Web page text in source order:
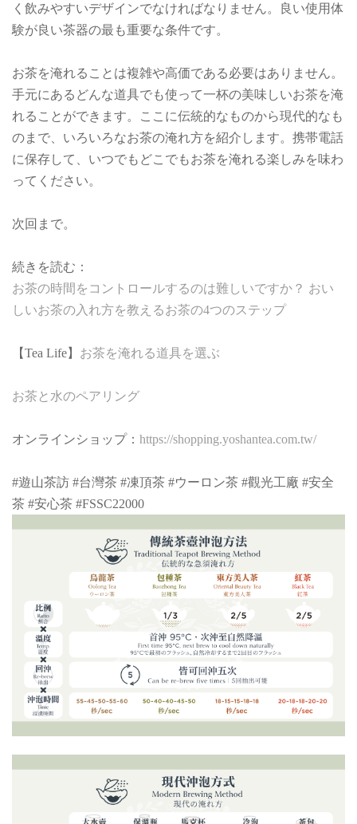
く飲みやすいデザインでなければなりません。良い使用体
験が良い茶器の最も重要な条件です。
お茶を淹れることは複雑や高価である必要はありません。
手元にあるどんな道具でも使って一杯の美味しいお茶を淹
れることができます。ここに伝統的なものから現代的なも
のまで、いろいろなお茶の淹れ方を紹介します。携帯電話
に保存して、いつでもどこでもお茶を淹れる楽しみを味わ
ってください。
次回まで。
続きを読む：
お茶の時間をコントロールするのは難しいですか？ おい
しいお茶の入れ方を教えるお茶の4つのステップ
【Tea Life】 お茶を淹れる道具を選ぶ
お茶と水のペアリング
オンラインショップ： https://shopping.yoshantea.com.tw/
#遊山茶訪 #台灣茶 #凍頂茶 #ウーロン茶 #觀光工廠 #安全
茶 #安心茶 #FSSC22000